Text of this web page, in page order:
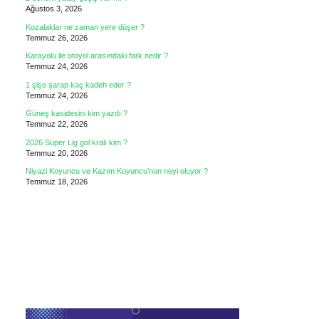
Ağustos 3, 2026
Kozalaklar ne zaman yere düşer ?
Temmuz 26, 2026
Karayolu ile otoyol arasındaki fark nedir ?
Temmuz 24, 2026
1 şişe şarap kaç kadeh eder ?
Temmuz 24, 2026
Güneş kasidesini kim yazdı ?
Temmuz 22, 2026
2026 Süper Lig gol kralı kim ?
Temmuz 20, 2026
Niyazi Koyuncu ve Kazım Koyuncu’nun neyi oluyor ?
Temmuz 18, 2026